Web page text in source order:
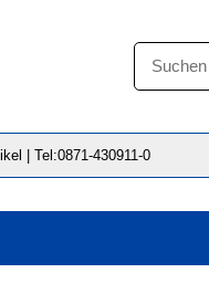
| Tel:0871-430911-0